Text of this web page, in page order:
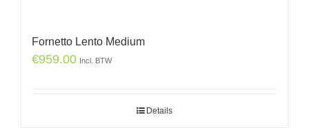
Fornetto Lento Medium
€959.00 Incl. BTW
Details